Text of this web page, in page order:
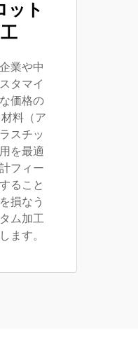
ット
業や中
タマイ
価格の
料（ア
スチッ
を最適
フィー
ること
損なう
ム加工
ます。